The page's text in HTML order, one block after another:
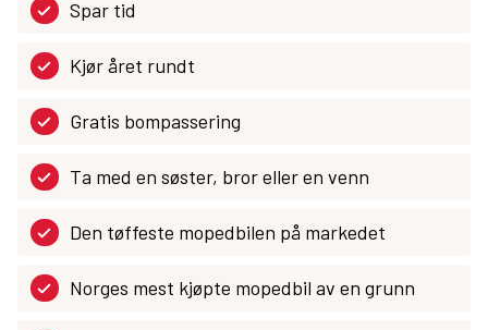
Spar tid
Kjør året rundt
Gratis bompassering
Ta med en søster, bror eller en venn
Den tøffeste mopedbilen på markedet
Norges mest kjøpte mopedbil av en grunn